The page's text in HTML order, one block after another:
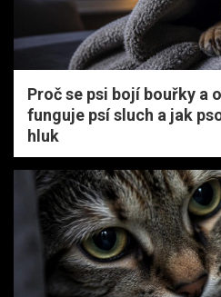
Proč se psi bojí bouřky a
funguje psí sluch a jak
hluk